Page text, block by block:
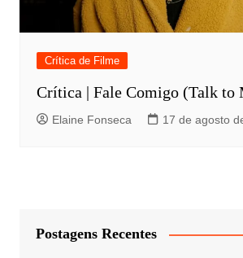
Crítica de Filme
Crítica | Fale Comigo (Talk to
Elaine Fonseca 17 de agosto
Postagens Recentes